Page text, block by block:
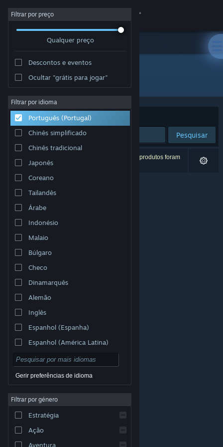
Iniciar sessão
Sobre
Apoio
Alterar idioma
Instala a app móvel do Steam
Ver versão para computadores
© Valve Corporation. Todos os direitos reservados.
respetivos proprietários nos E.U.A. e outros países.
Acessibilidade
Reembolsos|Cookies
Filtrar por preço
Qualquer preço
Descontos e eventos
Ocultar "grátis para jogar"
Filtrar por idioma
Português (Portugal)
Chinês simplificado
Chinês tradicional
Japonês
Coreano
Tailandês
Árabe
Indonésio
Malaio
Búlgaro
Checo
Dinamarquês
Alemão
Inglês
Espanhol (Espanha)
Espanhol (América Latina)
Gerir preferências de idioma
Filtrar por género
Estratégia
Ação
Aventura
Developer: Torch60
Ordenar por Relevância
Pesquisar
0 resultados correspondentes à tua pesquisa. 5 produtos foram
excluídos com base nas tuas preferências.